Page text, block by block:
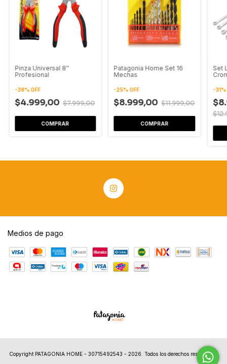
Pinza Universal 8''
Profesional
-38%OFF
$4.999,00 $7.999,00
Patagonia Home Set 16
Mechas
-25%OFF
$8.999,00 $11.999,00
Set
-31%
Medios de pago
Copyright PATAGONIA HOME - 30715492543 - 2026. Todos los derechos reservados.